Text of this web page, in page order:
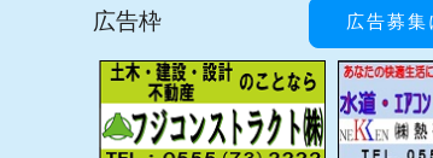
広告枠 広告募集